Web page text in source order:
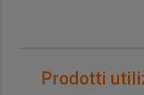
Prodotti